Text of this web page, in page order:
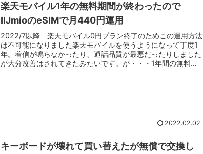
楽天モバイル1年の無料期間が終わったので
IIJmioのeSIMで月440円運用
2022/7以降 楽天モバイル0円プラン終了のためこの運用方法
は不可能になりました楽天モバイルを使うようになって丁度1
年。着信が鳴らなかったり、通話品質が最悪だったりしました
が大分改善はされてきたみたいです。が・・・1年間の無料期
2022.02.02
キーボードが壊れて買い替えたが無償で交換し